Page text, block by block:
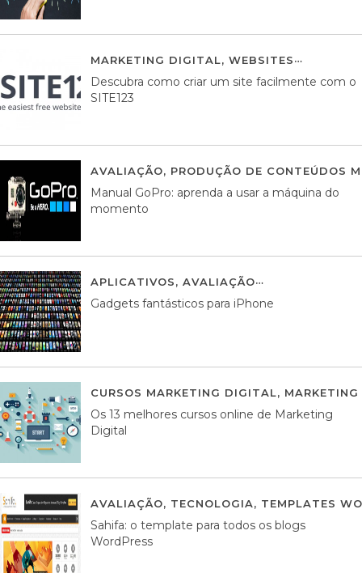
MARKETING DIGITAL, WEBSITES
Descubra como criar um site facilmente com o
SITE123
AVALIAÇÃO, PRODUÇÃO DE CONTEÚDOS
Manual GoPro: aprenda a usar a máquina do
momento
APLICATIVOS, AVALIAÇÃO
Gadgets fantásticos para iPhone
CURSOS MARKETING DIGITAL,
Os 13 melhores cursos online de Marketing
Digital
AVALIAÇÃO, TECNOLOGIA, TEMPLATES
Sahifa: o template para todos os blogs
WordPress